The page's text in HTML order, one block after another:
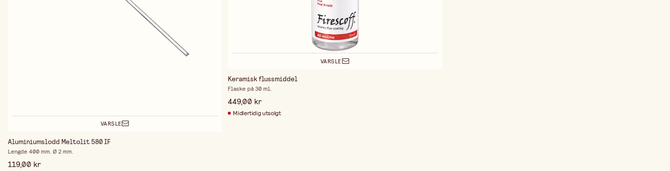
VARSLE
Aluminiumslodd Meltolit 580 IF
Lengde 400 mm. Ø 2 mm.
119,00 kr
VARSLE
Keramisk flussmiddel
Flaske på 30 ml.
449,00 kr
Midlertidig utsolgt